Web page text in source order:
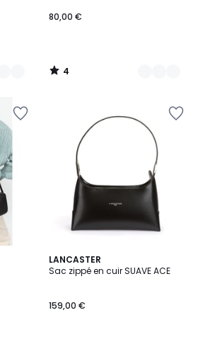
80,00 €
4
/
LANCASTER
Sac zippé en cuir SUAVE ACE
159,00 €
4,5
/ 5
2
Couleurs